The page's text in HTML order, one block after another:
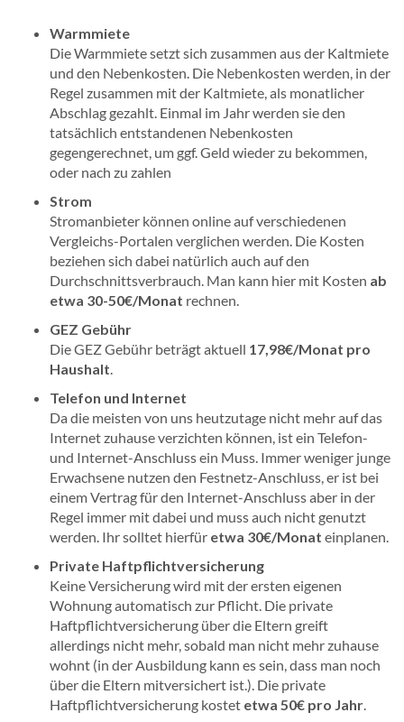
Warmmiete
Die Warmmiete setzt sich zusammen aus der Kaltmiete
und den Nebenkosten. Die Nebenkosten werden, in der
Regel zusammen mit der Kaltmiete, als monatlicher
Abschlag gezahlt. Einmal im Jahr werden sie den
tatsächlich entstandenen Nebenkosten
gegengerechnet, um ggf. Geld wieder zu bekommen,
oder nach zu zahlen
Strom
Stromanbieter können online auf verschiedenen
Vergleichs-Portalen verglichen werden. Die Kosten
beziehen sich dabei natürlich auch auf den
Durchschnittsverbrauch. Man kann hier mit Kosten ab
etwa 30-50€/Monat rechnen.
GEZ Gebühr
Die GEZ Gebühr beträgt aktuell 17,98€/Monat pro
Haushalt
Telefon und Internet
Da die meisten von uns heutzutage nicht mehr auf das
Internet zuhause verzichten können, ist ein Telefon-
und Internet-Anschluss ein Muss. Immer weniger junge
Erwachsene nutzen den Festnetz-Anschluss, er ist bei
einem Vertrag für den Internet-Anschluss aber in der
Regel immer mit dabei und muss auch nicht genutzt
werden. Ihr solltet hierfür etwa 30€/Monat einplanen.
Private Haftpflichtversicherung
Keine Versicherung wird mit der ersten eigenen
Wohnung automatisch zur Pflicht. Die private
Haftpflichtversicherung über die Eltern greift
allerdings nicht mehr, sobald man nicht mehr zuhause
wohnt (in der Ausbildung kann es sein, dass man noch
über die Eltern mitversichert ist.). Die private
Haftpflichtversicherung kostet etwa 50€ pro Jahr